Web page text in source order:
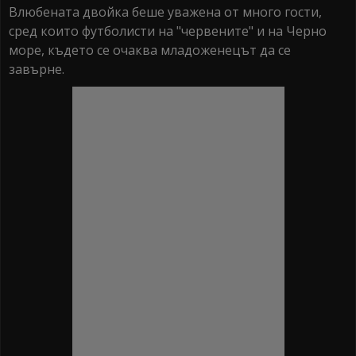
Влюбената двойка беше уважена от много гости,
сред които футболисти на "червените" и на Черно
море, където се очаква младоженецът да се
завърне.